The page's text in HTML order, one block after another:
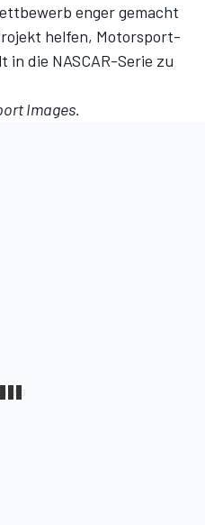
enger gemacht
helfen, Motorsport-
in die NASCAR-Serie zu
Images.